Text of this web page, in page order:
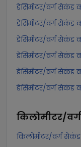
डेसिमीटर/वर्ग सेकंड
डेसिमीटर/वर्ग सेकंड
डेसिमीटर/वर्ग सेकंड
डेसिमीटर/वर्ग
डेसिमीटर/वर्ग सेकंड
डेसिमीटर/वर्ग सेकंड
किलोमीटर/
किलोमीटर/वर्ग